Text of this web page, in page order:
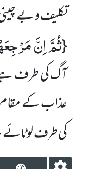
تکلیف و بے
{ثُمَّ اِنَّ
آگ کی طرف ہے
عذاب کے
کی طرف